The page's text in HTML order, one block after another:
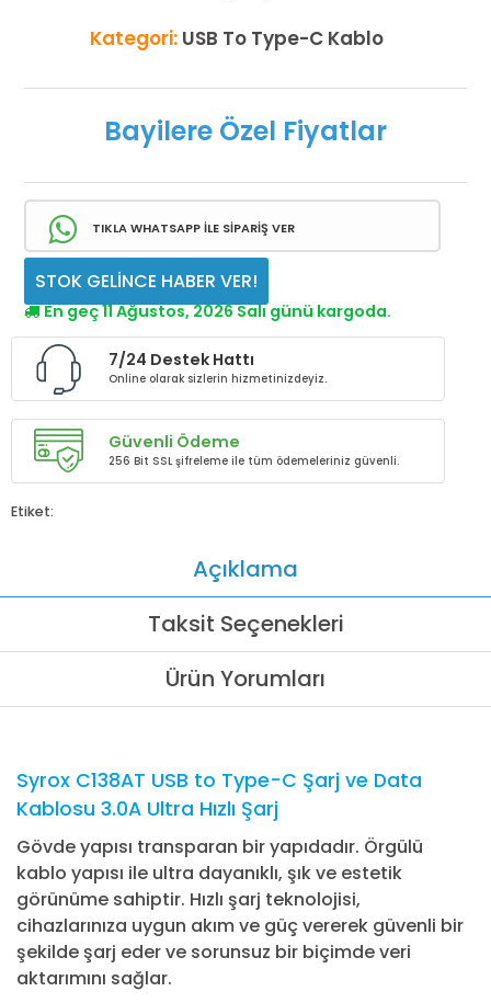
Kategori: USB To Type-C Kablo
Bayilere Özel Fiyatlar
TIKLA WHATSAPP İLE SİPARİŞ VER
STOK GELİNCE HABER VER!
En geç 11 Ağustos, 2026 Salı günü kargoda.
7/24 Destek Hattı
Online olarak sizlerin hizmetinizdeyiz.
Güvenli Ödeme
256 Bit SSL şifreleme ile tüm ödemeleriniz güvenli.
Etiket:
Açıklama
Taksit Seçenekleri
Ürün Yorumları
Syrox C138AT USB to Type-C Şarj ve Data
Kablosu 3.0A Ultra Hızlı Şarj
Gövde yapısı transparan bir yapıdadır. Örgülü
kablo yapısı ile ultra dayanıklı, şık ve estetik
görünüme sahiptir. Hızlı şarj teknolojisi,
cihazlarınıza uygun akım ve güç vererek güvenli bir
şekilde şarj eder ve sorunsuz bir biçimde veri
aktarımını sağlar.